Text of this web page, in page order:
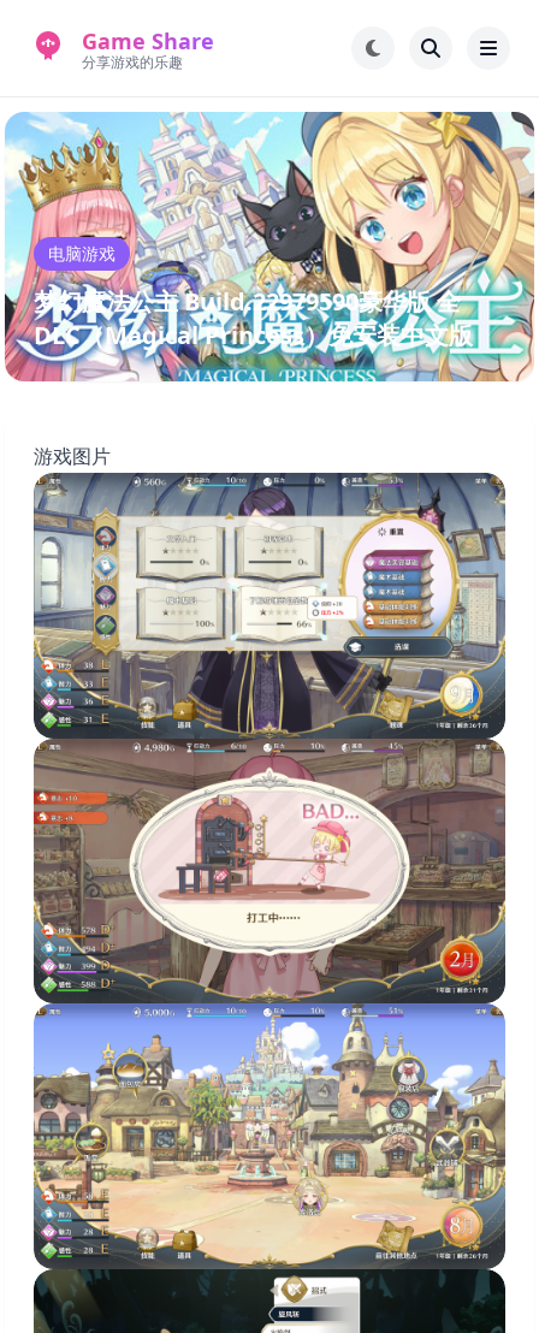
Game Share
分享游戏的乐趣
首页 电脑游戏
手机游戏 常见问题解答
新版游戏站 永久地址
电脑游戏
梦幻魔法公主 Build.22979590豪华版 全
DLC（Magical Princess）免安装中文版
游戏图片